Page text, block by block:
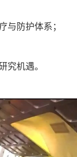
与防护体系；
究机遇。